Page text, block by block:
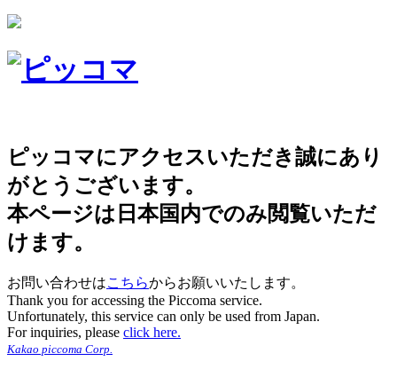
ピッコマにアクセスいただき誠にあり
がとうございます。
本ページは日本国内でのみ閲覧いただ
けます。
お問い合わせはこちらからお願いいたします。
Thank you for accessing the Piccoma service.
Unfortunately, this service can only be used from Japan.
For inquiries, please click here.
Kakao piccoma Corp.